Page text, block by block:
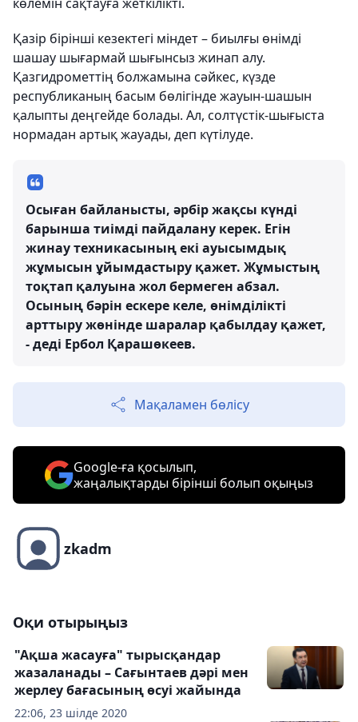
Қазір бірінші кезектегі міндет – биылғы өнімді
шашау шығармай шығынсыз жинап алу.
Қазгидрометтің болжамына сәйкес, күзде
республиканың басым бөлігінде жауын-шашын
қалыпты деңгейде болады. Ал, солтүстік-шығыста
нормадан артық жауады, деп күтілуде.
Осыған байланысты, әрбір жақсы күнді
барынша тиімді пайдалану керек. Егін
жинау техникасының екі ауысымдық
жұмысын ұйымдастыру қажет. Жұмыстың
тоқтап қалуына жол бермеген абзал.
Осының бәрін ескере келе, өнімділікті
арттыру жөнінде шаралар қабылдау қажет,
- деді Ербол Қарашөкеев.
Мақаламен бөлісу
Google-ға қосылып,
жаңалықтарды бірінші болып оқыңыз
zkadm
Оқи отырыңыз
22:06, 23 шілде 2020
"Ақша жасауға" тырысқандар
жазаланады – Сағынтаев дәрі мен
жерлеу бағасының өсуі жайында